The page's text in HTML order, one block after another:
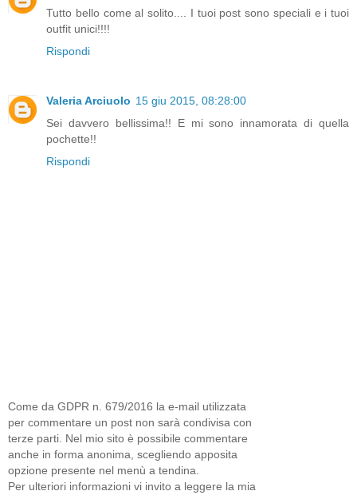
Tutto bello come al solito.... I tuoi post sono speciali e i tuoi
outfit unici!!!!
Rispondi
Valeria Arciuolo 15 giu 2015, 08:28:00
Sei davvero bellissima!! E mi sono innamorata di quella
pochette!!
Rispondi
Come da GDPR n. 679/2016 la e-mail utilizzata
per commentare un post non sarà condivisa con
terze parti. Nel mio sito è possibile commentare
anche in forma anonima, scegliendo apposita
opzione presente nel menù a tendina.
Per ulteriori informazioni vi invito a leggere la mia